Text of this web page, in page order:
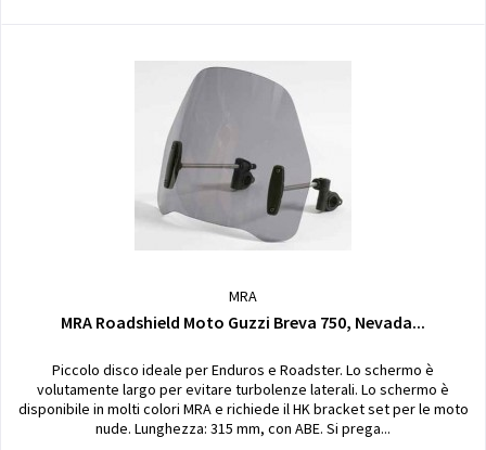
MRA
MRA Roadshield Moto Guzzi Breva 750, Nevada...
Piccolo disco ideale per Enduros e Roadster. Lo schermo è
volutamente largo per evitare turbolenze laterali. Lo schermo è
disponibile in molti colori MRA e richiede il HK bracket set per le moto
nude. Lunghezza: 315 mm, con ABE. Si prega...